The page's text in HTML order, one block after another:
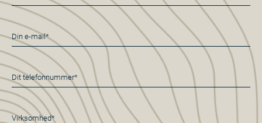
*
E-
mail
*
Telefon
*
Virksomhed*